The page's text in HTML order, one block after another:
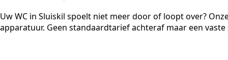
Uw WC in Sluiskil spoelt niet meer door of loopt over?
apparatuur. Geen standaardtarief achteraf maar een